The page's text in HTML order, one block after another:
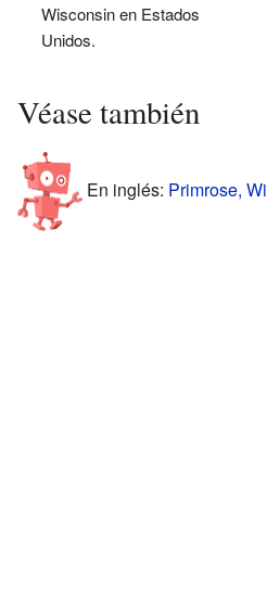
Wisconsin en Estados
Unidos.
Véase también
En inglés: Primrose,